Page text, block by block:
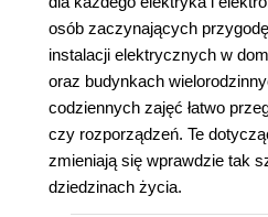
osób zaczynających
instalacji elektrycznych w
oraz budynkach
codziennych zajęć łatwo
czy rozporządzeń. Te
zmieniają się wprawdzie tak
dziedzinach życia.